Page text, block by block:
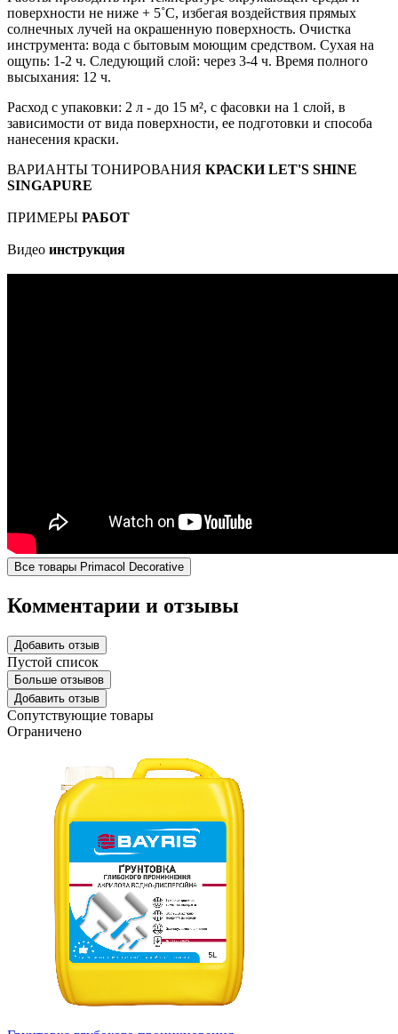
поверхности не ниже + 5˚С, избегая воздействия прямых
солнечных лучей на окрашенную поверхность. Очистка
инструмента: вода с бытовым моющим средством. Сухая на
ощупь: 1-2 ч. Следующий слой: через 3-4 ч. Время полного
высыхания: 12 ч.
Расход с упаковки: 2 л - до 15 м², с фасовки на 1 слой, в
зависимости от вида поверхности, ее подготовки и способа
нанесения краски.
ВАРИАНТЫ ТОНИРОВАНИЯ КРАСКИ LET'S SHINE
SINGAPURE
ПРИМЕРЫ РАБОТ
Видео инструкция
Все товары Primacol Decorative
Комментарии и отзывы
Добавить отзыв
Пустой список
Больше отзывов
Добавить отзыв
Сопутствующие товары
Ограничено